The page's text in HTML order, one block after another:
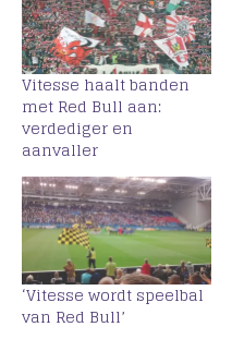
Vitesse haalt banden
met Red Bull aan:
verdediger en
aanvaller
‘Vitesse wordt speelbal
van Red Bull’